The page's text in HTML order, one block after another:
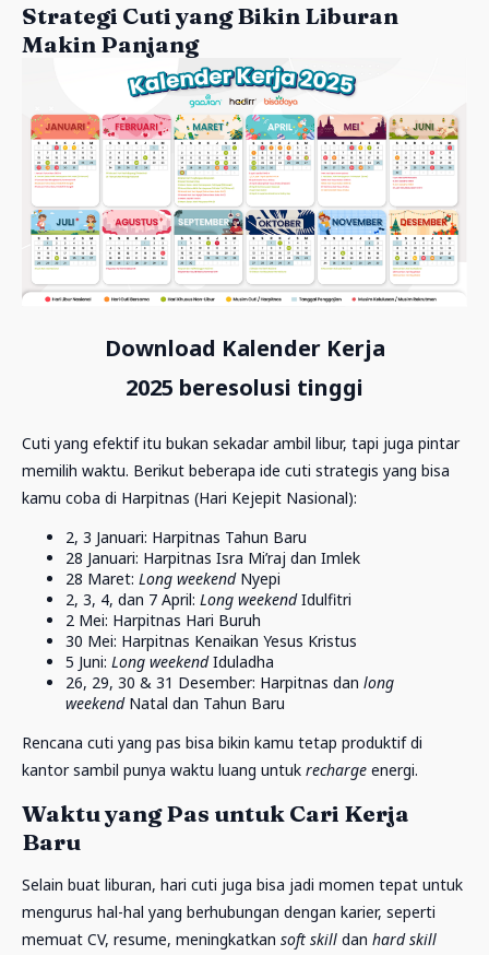
Strategi Cuti yang Bikin Liburan
Makin Panjang
Download Kalender Kerja
2025 beresolusi tinggi
Cuti yang efektif itu bukan sekadar ambil libur, tapi juga pintar
memilih waktu. Berikut beberapa ide cuti strategis yang bisa
kamu coba di Harpitnas (Hari Kejepit Nasional):
2, 3 Januari: Harpitnas Tahun Baru
28 Januari: Harpitnas Isra Mi’raj dan Imlek
28 Maret: Long weekendNyepi
2, 3, 4, dan 7 April: Long weekendIdulfitri
2 Mei: Harpitnas Hari Buruh
30 Mei: Harpitnas Kenaikan Yesus Kristus
5 Juni: Long weekendIduladha
26, 29, 30 & 31 Desember: Harpitnas dan long
weekendNatal dan Tahun Baru
Rencana cuti yang pas bisa bikin kamu tetap produktif di
kantor sambil punya waktu luang untuk recharge energi.
Waktu yang Pas untuk Cari Kerja
Baru
Selain buat liburan, hari cuti juga bisa jadi momen tepat untuk
mengurus hal-hal yang berhubungan dengan karier, seperti
memuat CV, resume, meningkatkan soft skill dan hard skill